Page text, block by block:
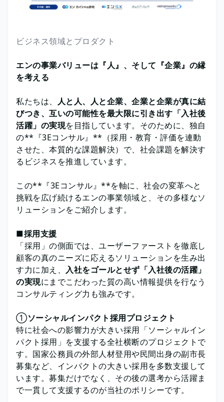
ビジネス領域とプロダクト
エンの事業バリューは『人』、そして『企業』の縁
を考える
私たちは、
人と人、人と企業、企業と企業が真に結
びつき、互いの可能性を最大限に引き出す「入社後
活躍」の実現を目指しています。そのために、独自
の**『3Eコンサル』**（採用・教育・評価を連動
させた、本質的な課題解決）で、社会課題を解決す
るビジネスを推進しています。
この**『3Eコンサル』**を軸に、社会の変革へと
挑戦を広げ続けるエンの事業領域と、その多様なソ
リューションをご紹介します。
■採用支援
「採用」の側面では、ユーザーファーストを徹底し
顧客の真のニーズに応えるソリューションを生み出
す力に加え、 入社をゴールとせず「入社後の活躍」
の実現にまでこだわった質の高い情報提供を行なう
コンサルティング力も強みです。
①ソーシャルインパクト採用プロジェクト
特に社会への影響力が大きい採用「ソーシャルイン
パクト採用」を支援する全社横断のプロジェクトで
す。国家公務員の外部人材登用や民間出身の副市長
募集など、インパクトの大きい採用を多数支援して
います。募集だけでなく、その後の選考から活躍ま
で一貫して支援するのが当社のポリシーです。